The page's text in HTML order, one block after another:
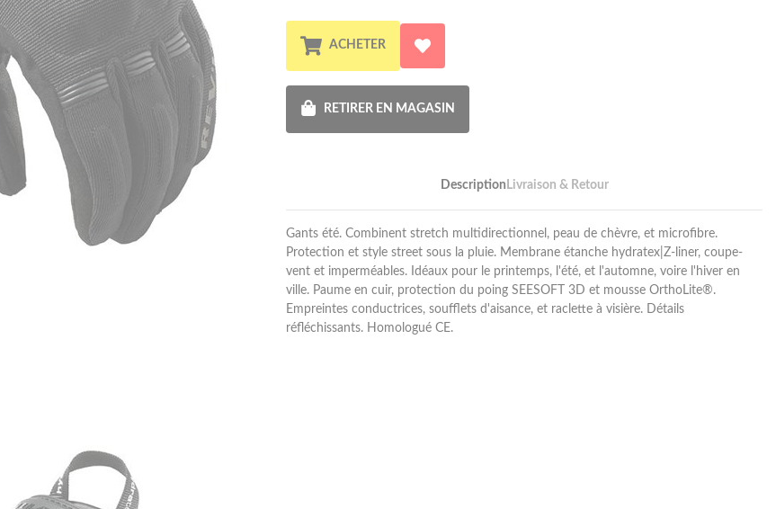
ACHETER
RETIRER EN MAGASIN
Description Livraison & Retour
Gants été. Combinent stretch multidirectionnel, peau de chèvre, et microfibre.
Protection et style street sous la pluie. Membrane étanche hydratex|Z-liner, coupe-
vent et imperméables. Idéaux pour le printemps, l'été, et l'automne, voire l'hiver en
ville. Paume en cuir, protection du poing SEESOFT 3D et mousse OrthoLite®.
Empreintes conductrices, soufflets d'aisance, et raclette à visière. Détails
réfléchissants. Homologué CE.